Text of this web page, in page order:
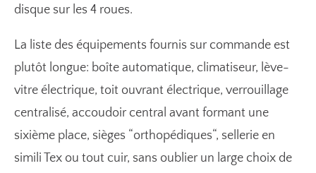
disque sur les 4 roues.
La liste des équipements fournis sur commande est
plutôt longue: boîte automatique, climatiseur, lève-
vitre électrique, toit ouvrant électrique, verrouillage
centralisé, accoudoir central avant formant une
sixième place, sièges “orthopédiques“, sellerie en
simili Tex ou tout cuir, sans oublier un large choix de